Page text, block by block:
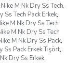
Nike M Nk Dry Ss Tech,
Ss Tech Pack Erkek,
M Nk Dry Ss Tech
M Nk Dry Ss Tech
M Nk Dry Ss Pack,
Ss Pack Erkek Tişört,
Dry Ss Erkek,